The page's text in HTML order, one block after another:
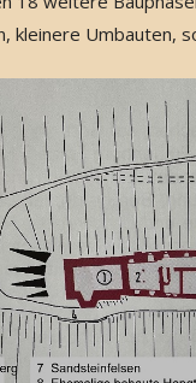
kleinere Umbauten,